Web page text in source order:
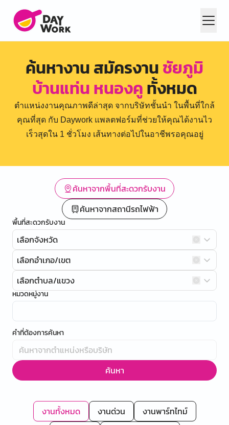
ค้นหางาน สมัครงานชัยภูมิ
บ้านแท่น หนองคูทั้งหมด
ตำแหน่งงานคุณภาพดีล่าสุด จากบริษัทชั้นนำ ในพื้นที่ใกล้
คุณที่สุด กับ Daywork แพลตฟอร์มที่ช่วยให้คุณได้งานไว
เร็วสุดใน 1 ชั่วโมง เส้นทางต่อไปในอาชีพรอคุณอยู่
ค้นหาจากพื้นที่สะดวกรับงาน
ค้นหาจากสถานีรถไฟฟ้า
พื้นที่สะดวกรับงาน
เลือกจังหวัด
เลือกอำเภอ/เขต
เลือกตำบล/แขวง
หมวดหมู่งาน
คำที่ต้องการค้นหา
ค้นหา
งานทั้งหมด งานด่วน
งานพาร์ทไทม์